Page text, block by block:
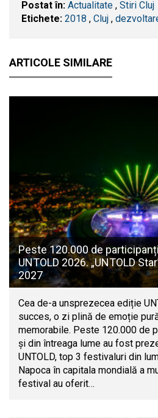
Postat în: Actualitate , Stiri Cluj
Etichete: 2018 , ​Cluj ,
ARTICOLE SIMILARE
Peste 120.000 de
UNTOLD 2026. „UNTOLD
2027
Cea de-a unsprezecea ediție
succes, o zi plină de emoție
memorabile. Peste 120.000 de
și din întreaga lume au fost
UNTOLD, top 3 festivaluri din
Napoca în capitala mondială a
festival au oferit…